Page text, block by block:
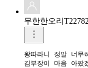
무한한오리
왕따라니 정말 너무
김부장이 마음 아팠